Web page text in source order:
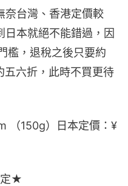
奈台灣、香港定價較
日本就絕不能錯過，因
檻，退稅之後只要約
六折，此時不買更待
（150g）日本定價：¥
定★